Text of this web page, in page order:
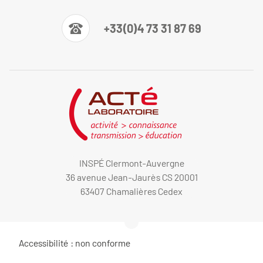
+33(0)4 73 31 87 69
INSPÉ Clermont-Auvergne
36 avenue Jean-Jaurès CS 20001
63407 Chamalières Cedex
Accessibilité : non conforme